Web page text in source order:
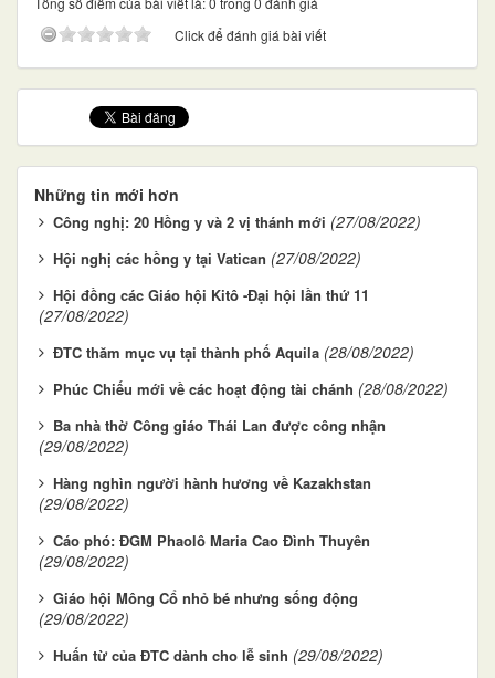
Click để đánh giá bài viết
Những tin mới hơn
Công nghị: 20 Hồng y và 2 vị thánh mới (27/08/2022)
Hội nghị các hồng y tại Vatican (27/08/2022)
Hội đồng các Giáo hội Kitô -Đại hội lần thứ 11
(27/08/2022)
ĐTC thăm mục vụ tại thành phố Aquila (28/08/2022)
Phúc Chiếu mới về các hoạt động tài chánh (28/08/2022)
Ba nhà thờ Công giáo Thái Lan được công nhận
(29/08/2022)
Hàng nghìn người hành hương về Kazakhstan
(29/08/2022)
Cáo phó: ĐGM Phaolô Maria Cao Đình Thuyên
(29/08/2022)
Giáo hội Mông Cổ nhỏ bé nhưng sống động
(29/08/2022)
Huấn từ của ĐTC dành cho lễ sinh (29/08/2022)